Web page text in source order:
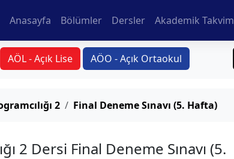
Anasayfa Bölümler Dersler Akademik Takvim
AÖL - Açık Lise AÖO - Açık Ortaokul
2 Final Deneme Sınavı (5. Hafta)
2 Dersi Final Deneme Sınavı (5.